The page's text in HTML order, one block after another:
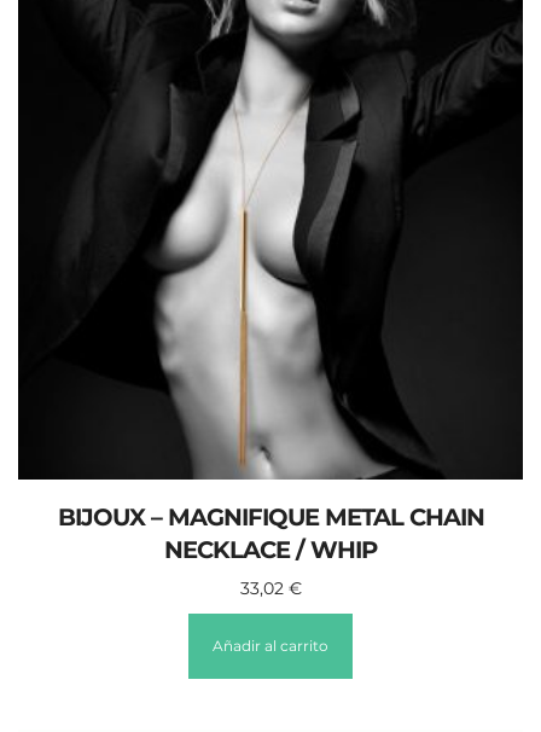
BIJOUX – MAGNIFIQUE METAL CHAIN
NECKLACE / WHIP
33,02 €
Añadir al carrito